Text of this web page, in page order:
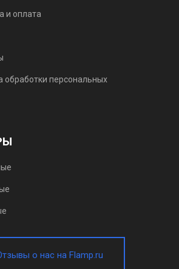
и оплата
обработки персональных
о нас на Flamp.ru